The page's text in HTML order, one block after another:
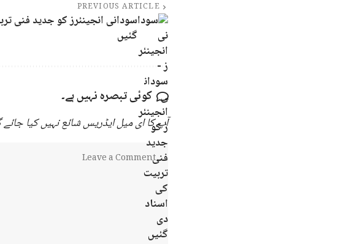
PREVIOUS ARTICLE
سودانی انجینئرز کو جدید فنی
گئیں
کوئی تبصرہ نہیں ہے۔
آپ کا ای میل ایڈریس شائع نہیں کیا جائے